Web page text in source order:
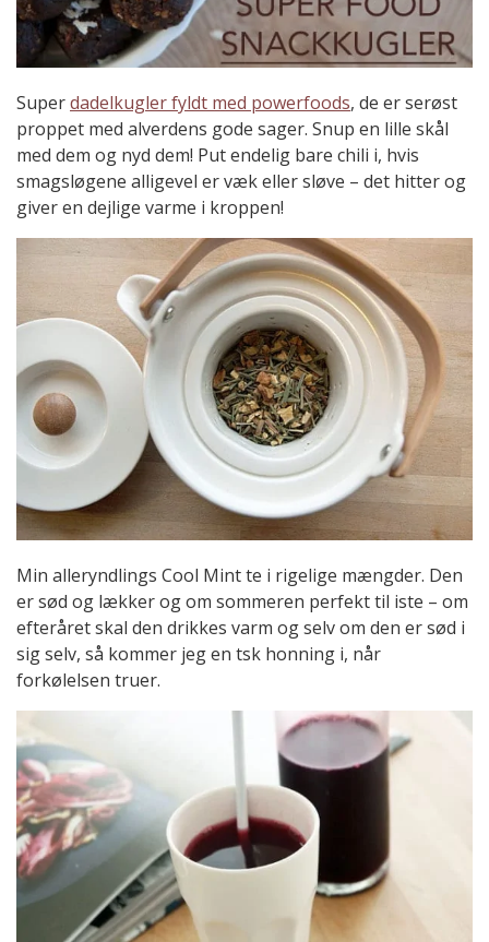
Superdadelkugler fyldt med powerfoods, de er serøst
proppet med alverdens gode sager. Snup en lille skål
med dem og nyd dem! Put endelig bare chili i, hvis
smagsløgene alligevel er væk eller sløve – det hitter og
giver en dejlige varme i kroppen!
Min alleryndlings Cool Mint te i rigelige mængder. Den
er sød og lækker og om sommeren perfekt til iste – om
efteråret skal den drikkes varm og selv om den er sød i
sig selv, så kommer jeg en tsk honning i, når
forkølelsen truer.